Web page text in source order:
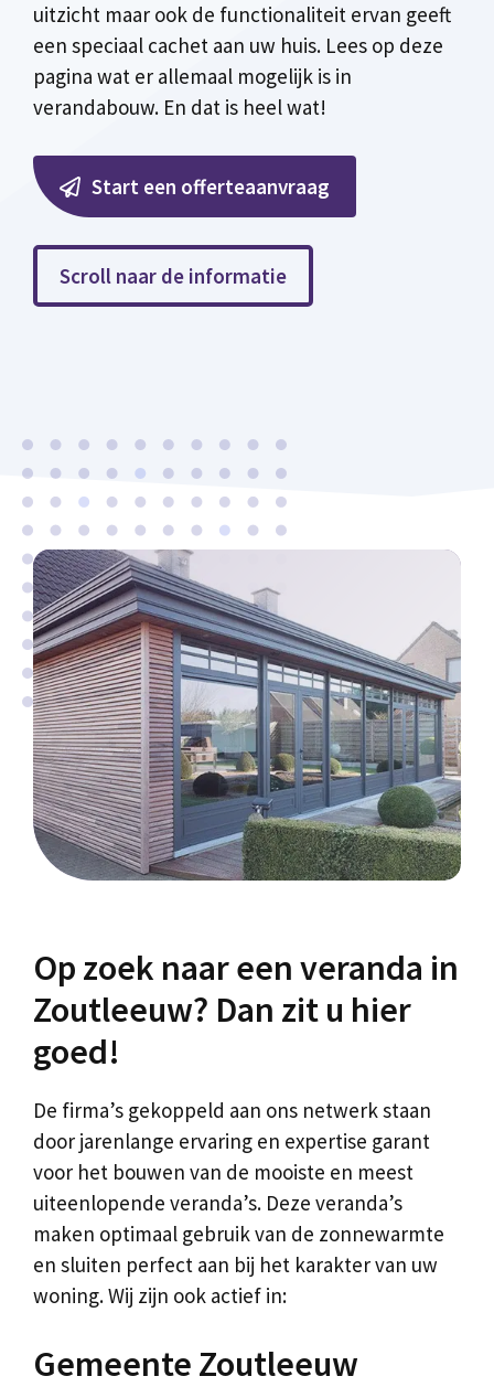
uitzicht maar ook de functionaliteit ervan geeft
een speciaal cachet aan uw huis. Lees op deze
pagina wat er allemaal mogelijk is in
verandabouw. En dat is heel wat!
Start een offerteaanvraag
Scroll naar de informatie
Op zoek naar een veranda in
Zoutleeuw? Dan zit u hier
goed!
De firma’s gekoppeld aan ons netwerk staan
door jarenlange ervaring en expertise garant
voor het bouwen van de mooiste en meest
uiteenlopende veranda’s. Deze veranda’s
maken optimaal gebruik van de zonnewarmte
en sluiten perfect aan bij het karakter van uw
woning. Wij zijn ook actief in:
Gemeente Zoutleeuw